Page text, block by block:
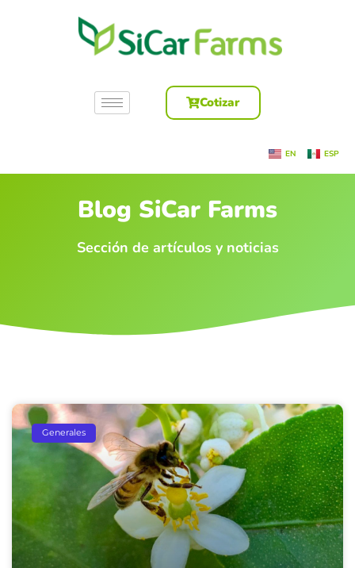
Cotizar
EN ESP
Blog SiCar Farms
Sección de artículos y noticias
Generales